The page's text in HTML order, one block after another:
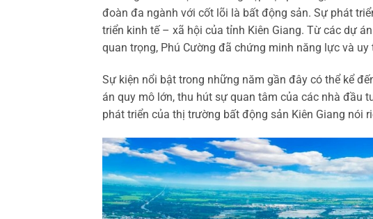
đoàn đa ngành với cốt lõi là bất động sản. Sự phát
triển kinh tế – xã hội của tỉnh Kiên Giang. Từ các dự
quan trọng, Phú Cường đã chứng minh năng lực và
Sự kiện nổi bật trong những năm gần đây có thể kể
án quy mô lớn, thu hút sự quan tâm của các nhà đầu
phát triển của thị trường bất động sản Kiên Giang nói